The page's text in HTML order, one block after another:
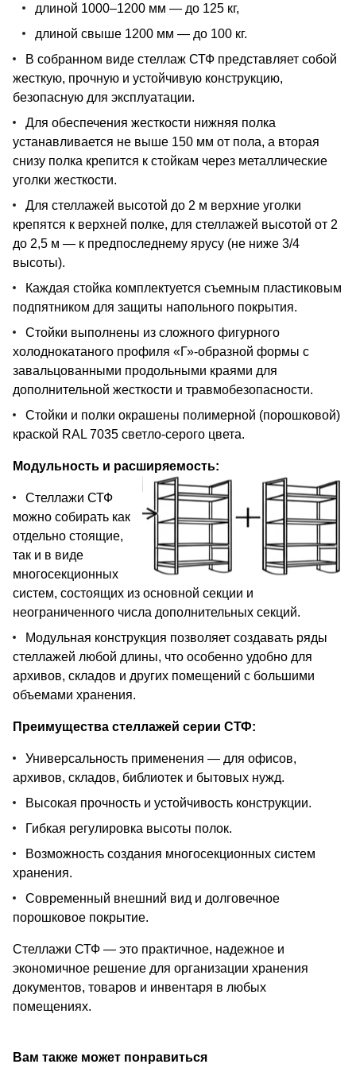
длиной 1000–1200 мм — до 125 кг,
длиной свыше 1200 мм — до 100 кг.
В собранном виде стеллаж СТФ представляет собой
жесткую, прочную и устойчивую конструкцию,
безопасную для эксплуатации.
Для обеспечения жесткости нижняя полка
устанавливается не выше 150 мм от пола, а вторая
снизу полка крепится к стойкам через металлические
уголки жесткости.
Для стеллажей высотой до 2 м верхние уголки
крепятся к верхней полке, для стеллажей высотой от 2
до 2,5 м — к предпоследнему ярусу (не ниже 3/4
высоты).
Каждая стойка комплектуется съемным пластиковым
подпятником для защиты напольного покрытия.
Стойки выполнены из сложного фигурного
холоднокатаного профиля «Г»-образной формы с
завальцованными продольными краями для
дополнительной жесткости и травмобезопасности.
Стойки и полки окрашены полимерной (порошковой)
краской RAL 7035 светло-серого цвета.
Модульность и расширяемость:
Стеллажи СТФ
можно собирать как
отдельно стоящие,
так и в виде
многосекционных
систем, состоящих из основной секции и
неограниченного числа дополнительных секций.
Модульная конструкция позволяет создавать ряды
стеллажей любой длины, что особенно удобно для
архивов, складов и других помещений с большими
объемами хранения.
Преимущества стеллажей серии СТФ:
Универсальность применения — для офисов,
архивов, складов, библиотек и бытовых нужд.
Высокая прочность и устойчивость конструкции.
Гибкая регулировка высоты полок.
Возможность создания многосекционных систем
хранения.
Современный внешний вид и долговечное
порошковое покрытие.
Стеллажи СТФ — это практичное, надежное и
экономичное решение для организации хранения
документов, товаров и инвентаря в любых
помещениях.
Вам также может понравиться